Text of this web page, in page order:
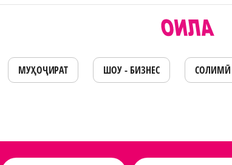
МУҲОҶИРАТ ШОУ - БИЗНЕС СОЛИМӢ